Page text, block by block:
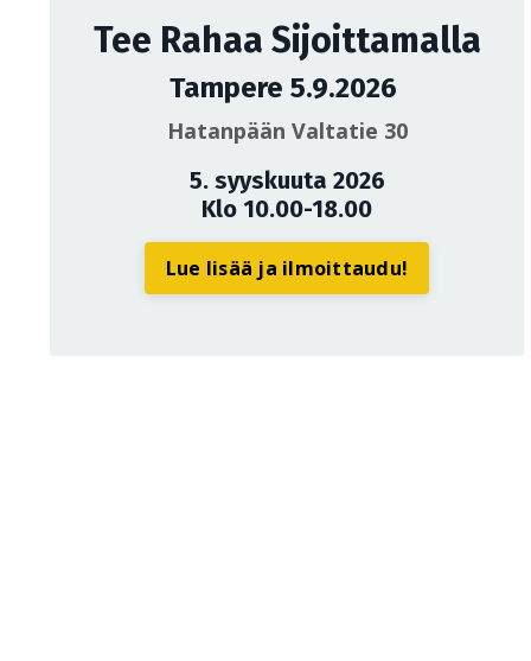
Tee Rahaa Sijoittamalla
Tampere 5.9.2026
Hatanpään Valtatie 30
5. syyskuuta 2026
Klo 10.00-18.00
Lue lisää ja ilmoittaudu!